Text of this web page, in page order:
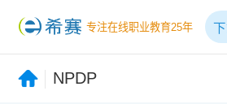
专注在线职业教育25年
NPDP